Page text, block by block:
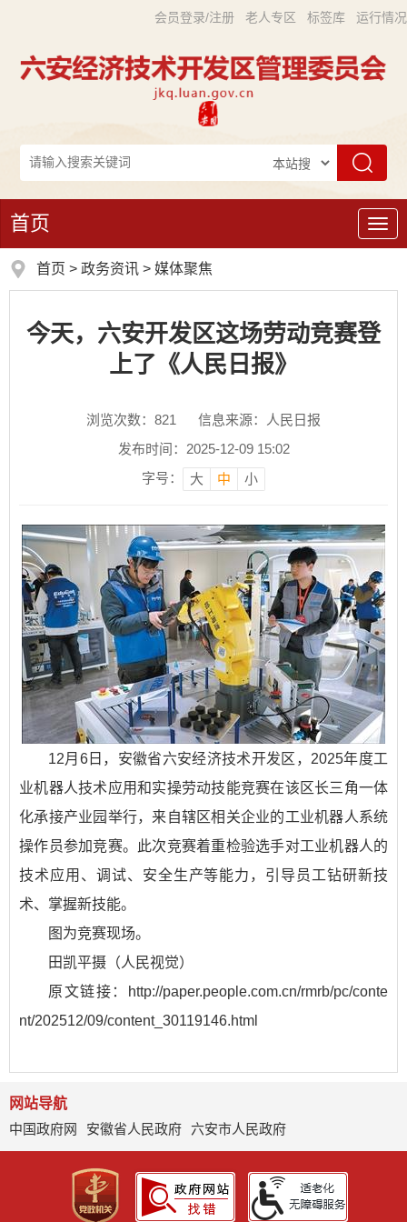
会员登录/注册 老人专区 标签库 运行情况
导
航
首页
首页 > 政务资讯 > 媒体聚焦
今天，六安开发区这场劳动竞赛登
上了《人民日报》
浏览次数： 821
信息来源：人民日报
发布时间：2025-12-09 15:02
字号：
大 中 小
12月6日，安徽省六安经济技术开发区，2025年度工
业机器人技术应用和实操劳动技能竞赛在该区长三角一体
化承接产业园举行，来自辖区相关企业的工业机器人系统
操作员参加竞赛。此次竞赛着重检验选手对工业机器人的
技术应用、调试、安全生产等能力，引导员工钻研新技
术、掌握新技能。
图为竞赛现场。
田凯平摄（人民视觉）
原文链接：http://paper.people.com.cn/rmrb/pc/conte
nt/202512/09/content_30119146.html
网站导航
中国政府网
安徽省人民政府 六安市人民政府